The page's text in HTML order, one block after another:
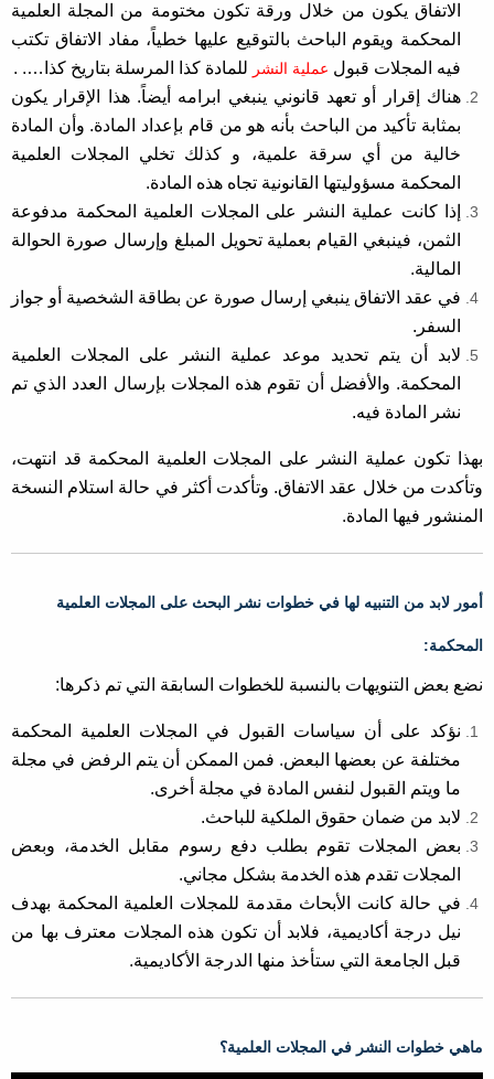
الاتفاق يكون من خلال ورقة تكون مختومة من المجلة العلمية
المحكمة ويقوم الباحث بالتوقيع عليها خطياً، مفاد الاتفاق تكتب
فيه المجلات قبول عملية النشر للمادة كذا المرسلة بتاريخ كذا…. .
هناك إقرار أو تعهد قانوني ينبغي ابرامه أيضاً. هذا الإقرار يكون
بمثابة تأكيد من الباحث بأنه هو من قام بإعداد المادة. وأن المادة
خالية من أي سرقة علمية، و كذلك تخلي المجلات العلمية
المحكمة مسؤوليتها القانونية تجاه هذه المادة.
إذا كانت عملية النشر على المجلات العلمية المحكمة مدفوعة
الثمن، فينبغي القيام بعملية تحويل المبلغ وإرسال صورة الحوالة
المالية.
في عقد الاتفاق ينبغي إرسال صورة عن بطاقة الشخصية أو جواز
السفر.
لابد أن يتم تحديد موعد عملية النشر على المجلات العلمية
المحكمة. والأفضل أن تقوم هذه المجلات بإرسال العدد الذي تم
نشر المادة فيه.
بهذا تكون عملية النشر على المجلات العلمية المحكمة قد انتهت،
وتأكدت من خلال عقد الاتفاق. وتأكدت أكثر في حالة استلام النسخة
المنشور فيها المادة.
أمور لابد من التنبيه لها في خطوات نشر البحث على المجلات العلمية
المحكمة:
نضع بعض التنويهات بالنسبة للخطوات السابقة التي تم ذكرها:
نؤكد على أن سياسات القبول في المجلات العلمية المحكمة
مختلفة عن بعضها البعض. فمن الممكن أن يتم الرفض في مجلة
ما ويتم القبول لنفس المادة في مجلة أخرى.
لابد من ضمان حقوق الملكية للباحث.
بعض المجلات تقوم بطلب دفع رسوم مقابل الخدمة، وبعض
المجلات تقدم هذه الخدمة بشكل مجاني.
في حالة كانت الأبحاث مقدمة للمجلات العلمية المحكمة بهدف
نيل درجة أكاديمية، فلابد أن تكون هذه المجلات معترف بها من
قبل الجامعة التي ستأخذ منها الدرجة الأكاديمية.
ماهي خطوات النشر في المجلات العلمية؟